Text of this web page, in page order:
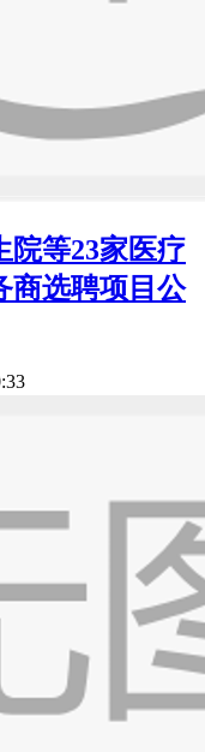
院等23家医疗
商选聘项目公